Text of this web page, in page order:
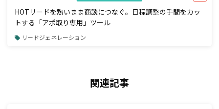
HOTリードを熱いまま商談につなぐ。日程調整の手間をカッ
トする「アポ取り専用」ツール
リードジェネレーション
関連記事